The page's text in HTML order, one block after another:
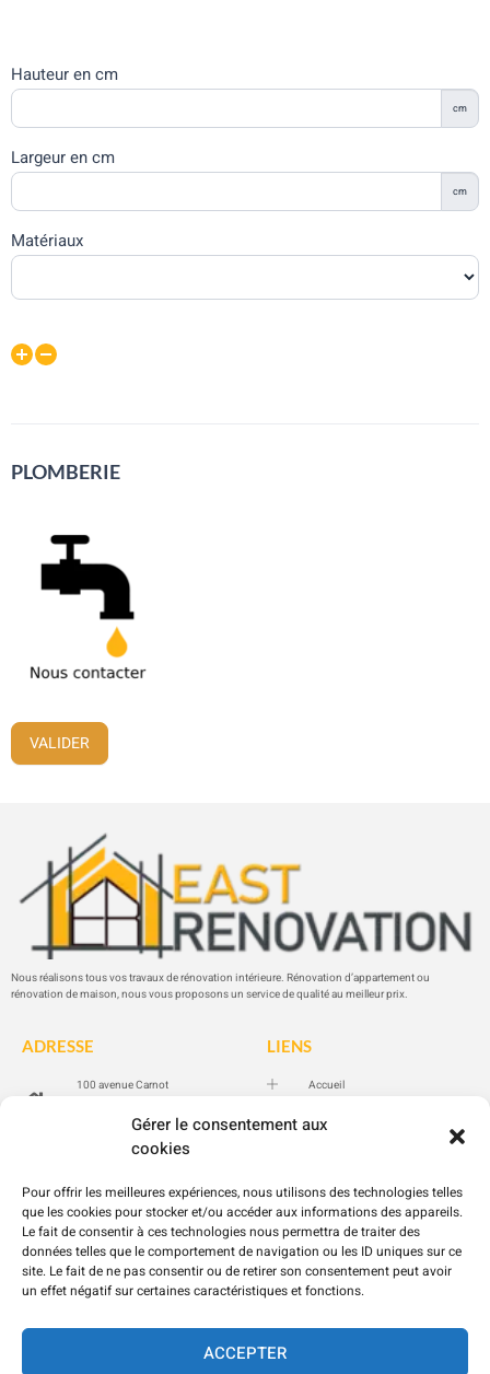
Gérer le consentement aux
cookies
Pour offrir les meilleures expériences, nous utilisons des technologies telles
que les cookies pour stocker et/ou accéder aux informations des appareils.
Le fait de consentir à ces technologies nous permettra de traiter des
données telles que le comportement de navigation ou les ID uniques sur ce
site. Le fait de ne pas consentir ou de retirer son consentement peut avoir
un effet négatif sur certaines caractéristiques et fonctions.
ACCEPTER
Hauteur en cm
cm
Largeur en cm
cm
Matériaux
PLOMBERIE
Nous réalisons tous vos travaux de rénovation intérieure. Rénovation d’appartement ou
rénovation de maison, nous vous proposons un service de qualité au meilleur prix.
ADRESSE
100 avenue Carnot
06 20 56 73 77
LIENS
Accueil
Réalisations
DPE
LÉGALE
Politiques de confidentialité